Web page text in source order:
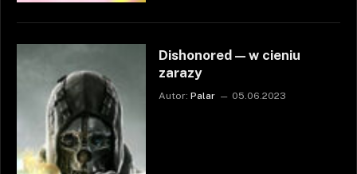
Dishonored — w cieniu
zarazy
Autor: Palar 05.06.2023